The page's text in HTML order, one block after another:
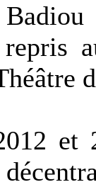
et